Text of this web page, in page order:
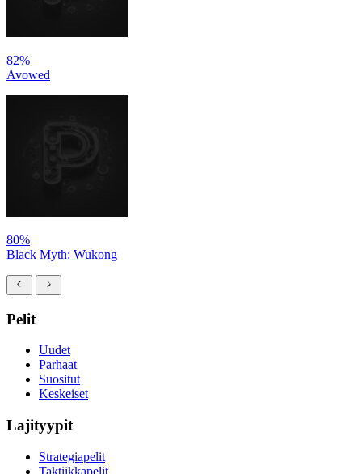
82%
Avowed
80%
Black Myth: Wukong
Pelit
Uudet
Parhaat
Suositut
Keskeiset
Lajityypit
Strategiapelit
Taktiikkapelit